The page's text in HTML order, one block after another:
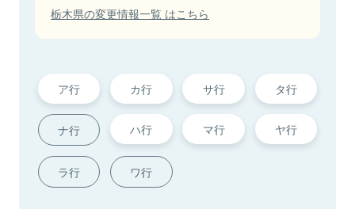
栃木県の変更情報一覧 はこちら
ア行 カ行 サ行 タ行
ナ行 ハ行 マ行 ヤ行
ラ行 ワ行